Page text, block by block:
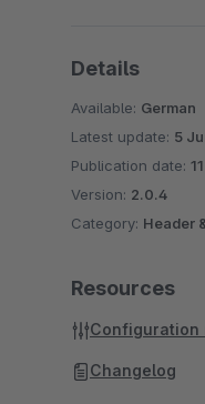
Details
Available: German
Latest update: 5
Publication date:
Version: 2.0.4
Category: Header
Resources
Configuration
Changelog